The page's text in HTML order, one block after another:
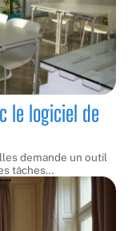
le logiciel de
demande un outil
tâches…